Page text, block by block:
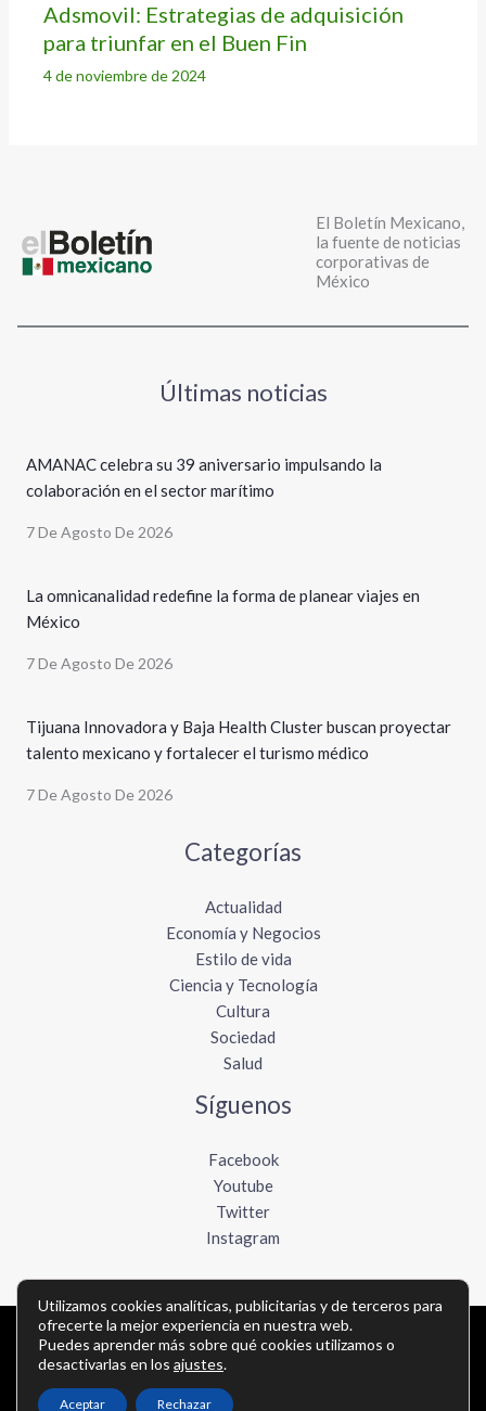
Adsmovil: Estrategias de adquisición
para triunfar en el Buen Fin
4 de noviembre de 2024
El Boletín Mexicano,
la fuente de noticias
corporativas de
México
Últimas noticias
AMANAC celebra su 39 aniversario impulsando la
colaboración en el sector marítimo
7 De Agosto De 2026
La omnicanalidad redefine la forma de planear viajes en
México
7 De Agosto De 2026
Tijuana Innovadora y Baja Health Cluster buscan proyectar
talento mexicano y fortalecer el turismo médico
7 De Agosto De 2026
Categorías
Actualidad
Economía y Negocios
Estilo de vida
Ciencia y Tecnología
Cultura
Sociedad
Salud
Síguenos
Facebook
Youtube
Twitter
Instagram
Copyright © Todos los derechos reservados -
elboletinmexicano.com
Utilizamos cookies analíticas, publicitarias y de terceros para
ofrecerte la mejor experiencia en nuestra web.
Puedes aprender más sobre qué cookies utilizamos o
desactivarlas en los ajustes.
Aceptar Rechazar